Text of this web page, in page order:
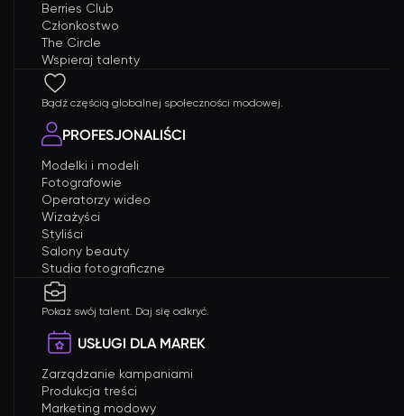
Berries Club
Członkostwo
The Circle
Wspieraj talenty
Bądź częścią globalnej społeczności modowej.
PROFESJONALIŚCI
Modelki i modeli
Fotografowie
Operatorzy wideo
Wizażyści
Styliści
Salony beauty
Studia fotograficzne
Pokaż swój talent. Daj się odkryć.
USŁUGI DLA MAREK
Zarządzanie kampaniami
Produkcja treści
Marketing modowy